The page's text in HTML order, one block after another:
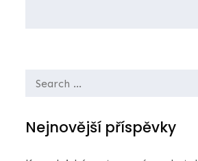
Search
Nejnovější příspěvky